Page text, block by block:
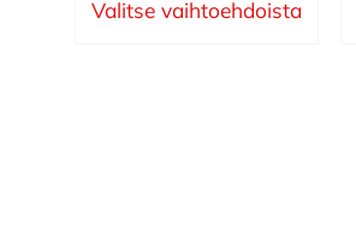
Valitse vaihtoehdoista